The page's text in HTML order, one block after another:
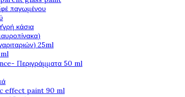
παγωμένου
κάσια
25ml
Περιγράμματα 50 ml
effect paint 90 ml